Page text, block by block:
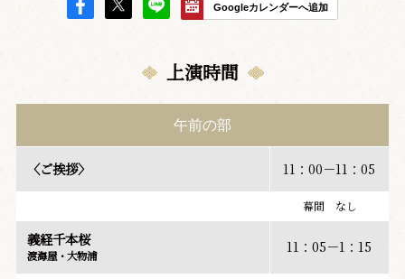
Googleカレンダーへ追加
上演時間
午前の部
〈ご挨拶〉 11：00－11：05
幕間 なし
義経千本桜
渡海屋・大物浦 11：05－1：15